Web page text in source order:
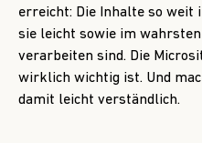
erreicht: Die Inhalte so weit
sie leicht sowie im
verarbeiten sind. Die
wirklich wichtig ist. Und
damit leicht verständlich.